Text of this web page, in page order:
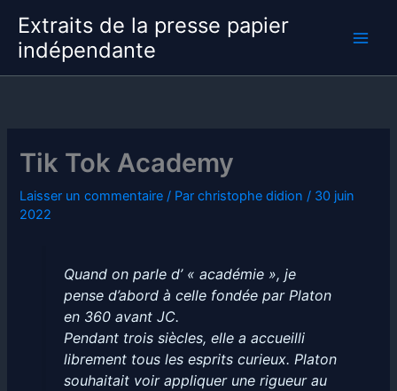
contenu
Extraits de la presse papier
indépendante
Tik Tok Academy
Laisser un commentaire / Parchristophe didion / 30 juin
2022
Quand on parle d’ « académie », je
pense d’abord à celle fondée par Platon
en 360 avant JC.
Pendant trois siècles, elle a accueilli
librement tous les esprits curieux. Platon
souhaitait voir appliquer une rigueur au